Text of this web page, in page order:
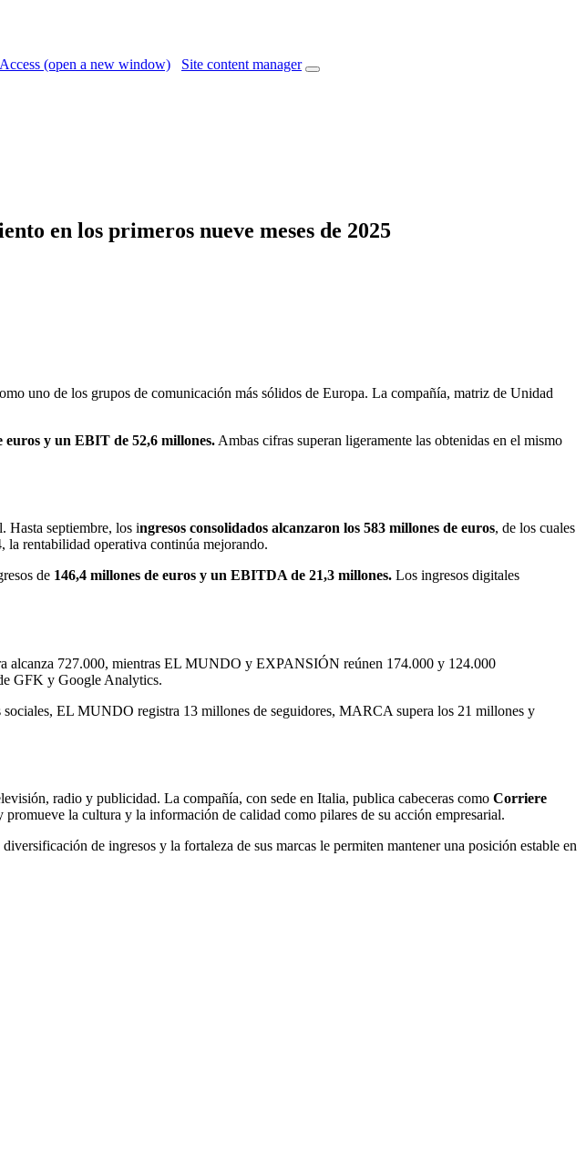
(open a new window) Site content manager
en los primeros nueve meses de 2025
uno de los grupos de comunicación más sólidos de Europa. La compañía, matriz de Unidad
euros y un EBIT de 52,6 millones. Ambas cifras superan ligeramente las obtenidas en el mismo
Hasta septiembre, los ingresos consolidados alcanzaron los 583 millones de euros, de los cuales
la rentabilidad operativa continúa mejorando.
de 146,4 millones de euros y un EBITDA de 21,3 millones. Los ingresos digitales
alcanza 727.000, mientras EL MUNDO y EXPANSIÓN reúnen 174.000 y 124.000
GFK y Google Analytics.
EL MUNDO registra 13 millones de seguidores, MARCA supera los 21 millones y
radio y publicidad. La compañía, con sede en Italia, publica cabeceras como Corriere
la cultura y la información de calidad como pilares de su acción empresarial.
de ingresos y la fortaleza de sus marcas le permiten mantener una posición estable en